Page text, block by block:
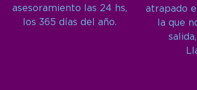
asesoramiento las 24 hs,
los 365 días del año.
atrapado
la que